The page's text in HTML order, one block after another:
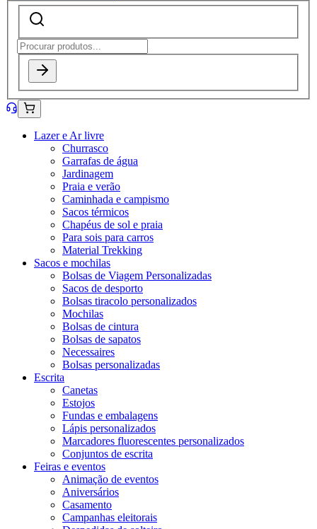
Lazer e Ar livre
Churrasco
Garrafas de água
Jardinagem
Praia e verão
Caminhada e campismo
Sacos térmicos
Chapéus de sol e praia
Para sois para carros
Material Trekking
Sacos e mochilas
Bolsas de Viagem Personalizadas
Sacos de desporto
Bolsas tiracolo personalizados
Mochilas
Bolsas de cintura
Bolsas de sapatos
Necessaires
Bolsas personalizadas
Escrita
Canetas
Estojos
Fundas e embalagens
Lápis personalizados
Marcadores fluorescentes personalizados
Conjuntos de escrita
Feiras e eventos
Animação de eventos
Aniversários
Casamento
Campanhas eleitorais